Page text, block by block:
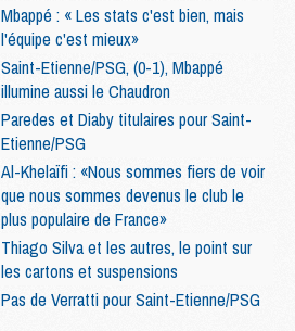
Mbappé : « Les stats c'est bien, mais
l'équipe c'est mieux»
Saint-Etienne/PSG, (0-1), Mbappé
illumine aussi le Chaudron
Paredes et Diaby titulaires pour Saint-
Etienne/PSG
Al-Khelaïfi : «Nous sommes fiers de voir
que nous sommes devenus le club le
plus populaire de France»
Thiago Silva et les autres, le point sur
les cartons et suspensions
Pas de Verratti pour Saint-Etienne/PSG